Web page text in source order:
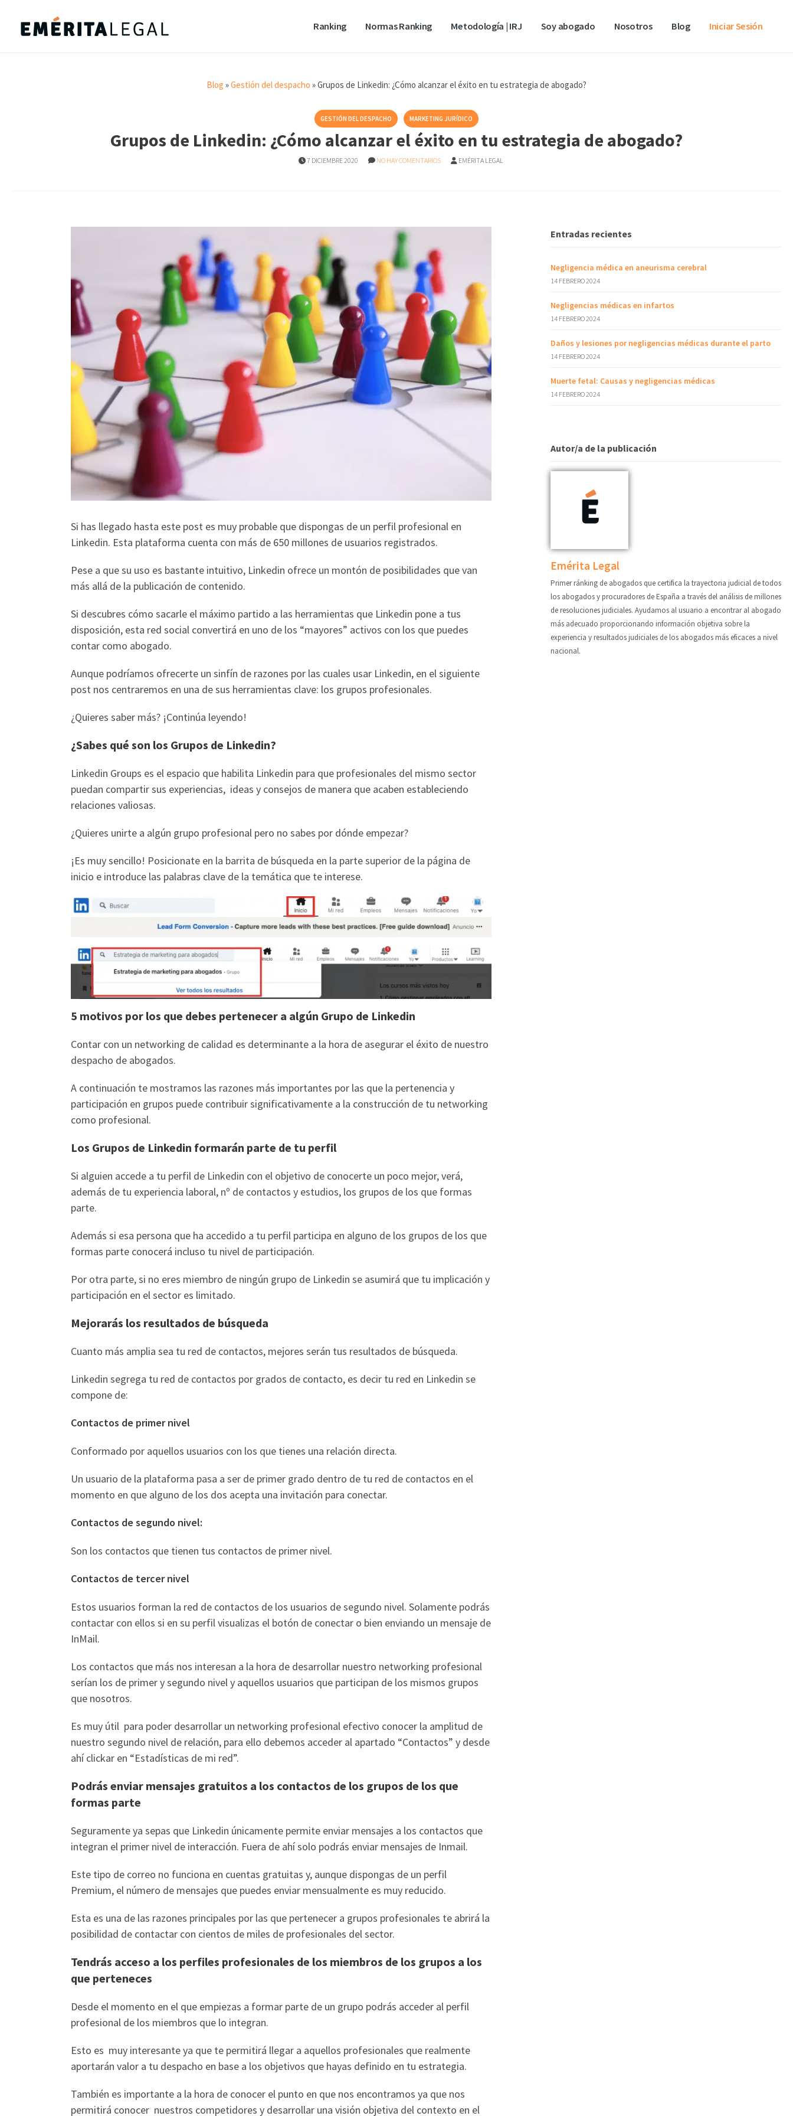
Ranking Normas Ranking Metodología | IRJ Soy abogado Nosotros Blog Iniciar Sesión
Blog »Gestión del despacho »Grupos de Linkedin: ¿Cómo alcanzar el éxito en tu estrategia de abogado?
GESTIÓN DEL DESPACHO MARKETING JURÍDICO
Grupos de Linkedin: ¿Cómo alcanzar el éxito en tu estrategia de abogado?
7 DICIEMBRE 2020 NO HAY COMENTARIOS EMÉRITA LEGAL
Si has llegado hasta este post es muy probable que dispongas de un perfil profesional en
Linkedin. Esta plataforma cuenta con más de 650 millones de usuarios registrados.
Pese a que su uso es bastante intuitivo, Linkedin ofrece un montón de posibilidades que van
más allá de la publicación de contenido.
Si descubres cómo sacarle el máximo partido a las herramientas que Linkedin pone a tus
disposición, esta red social convertirá en uno de los “mayores” activos con los que puedes
contar como abogado.
Aunque podríamos ofrecerte un sinfín de razones por las cuales usar Linkedin, en el siguiente
post nos centraremos en una de sus herramientas clave: los grupos profesionales.
¿Quieres saber más? ¡Continúa leyendo!
¿Sabes qué son los Grupos de Linkedin?
Linkedin Groups es el espacio que habilita Linkedin para que profesionales del mismo sector
puedan compartir sus experiencias, ideas y consejos de manera que acaben estableciendo
relaciones valiosas.
¿Quieres unirte a algún grupo profesional pero no sabes por dónde empezar?
¡Es muy sencillo! Posicionate en la barrita de búsqueda en la parte superior de la página de
inicio e introduce las palabras clave de la temática que te interese.
5 motivos por los que debes pertenecer a algún Grupo de Linkedin
Contar con un networking de calidad es determinante a la hora de asegurar el éxito de nuestro
despacho de abogados.
A continuación te mostramos las razones más importantes por las que la pertenencia y
participación en grupos puede contribuir significativamente a la construcción de tu networking
como profesional.
Los Grupos de Linkedin formarán parte de tu perfil
Si alguien accede a tu perfil de Linkedin con el objetivo de conocerte un poco mejor, verá,
además de tu experiencia laboral, nº de contactos y estudios, los grupos de los que formas
parte.
Además si esa persona que ha accedido a tu perfil participa en alguno de los grupos de los que
formas parte conocerá incluso tu nivel de participación.
Por otra parte, si no eres miembro de ningún grupo de Linkedin se asumirá que tu implicación y
participación en el sector es limitado.
Mejorarás los resultados de búsqueda
Cuanto más amplia sea tu red de contactos, mejores serán tus resultados de búsqueda.
Linkedin segrega tu red de contactos por grados de contacto, es decir tu red en Linkedin se
compone de:
Contactos de primer nivel
Conformado por aquellos usuarios con los que tienes una relación directa.
Un usuario de la plataforma pasa a ser de primer grado dentro de tu red de contactos en el
momento en que alguno de los dos acepta una invitación para conectar.
Contactos de segundo nivel:
Son los contactos que tienen tus contactos de primer nivel.
Contactos de tercer nivel
Estos usuarios forman la red de contactos de los usuarios de segundo nivel. Solamente podrás
contactar con ellos si en su perfil visualizas el botón de conectar o bien enviando un mensaje de
InMail.
Los contactos que más nos interesan a la hora de desarrollar nuestro networking profesional
serían los de primer y segundo nivel y aquellos usuarios que participan de los mismos grupos
que nosotros.
Es muy útil para poder desarrollar un networking profesional efectivo conocer la amplitud de
nuestro segundo nivel de relación, para ello debemos acceder al apartado “Contactos” y desde
ahí clickar en “Estadísticas de mi red”.
Podrás enviar mensajes gratuitos a los contactos de los grupos de los que
formas parte
Seguramente ya sepas que Linkedin únicamente permite enviar mensajes a los contactos que
integran el primer nivel de interacción. Fuera de ahí solo podrás enviar mensajes de Inmail.
Este tipo de correo no funciona en cuentas gratuitas y, aunque dispongas de un perfil
Premium, el número de mensajes que puedes enviar mensualmente es muy reducido.
Esta es una de las razones principales por las que pertenecer a grupos profesionales te abrirá la
posibilidad de contactar con cientos de miles de profesionales del sector.
Tendrás acceso a los perfiles profesionales de los miembros de los grupos a los
que perteneces
Desde el momento en el que empiezas a formar parte de un grupo podrás acceder al perfil
profesional de los miembros que lo integran.
Esto es muy interesante ya que te permitirá llegar a aquellos profesionales que realmente
aportarán valor a tu despacho en base a los objetivos que hayas definido en tu estrategia.
También es importante a la hora de conocer el punto en que nos encontramos ya que nos
permitirá conocer nuestros competidores y desarrollar una visión objetiva del contexto en el
Entradas recientes
Negligencia médica en aneurisma cerebral
14 FEBRERO 2024
Negligencias médicas en infartos
14 FEBRERO 2024
Daños y lesiones por negligencias médicas durante el parto
14 FEBRERO 2024
Muerte fetal: Causas y negligencias médicas
14 FEBRERO 2024
Autor/a de la publicación
Emérita Legal
Primer ránking de abogados que certifica la trayectoria judicial de todos
los abogados y procuradores de España a través del análisis de millones
de resoluciones judiciales. Ayudamos al usuario a encontrar al abogado
más adecuado proporcionando información objetiva sobre la
experiencia y resultados judiciales de los abogados más eficaces a nivel
nacional.